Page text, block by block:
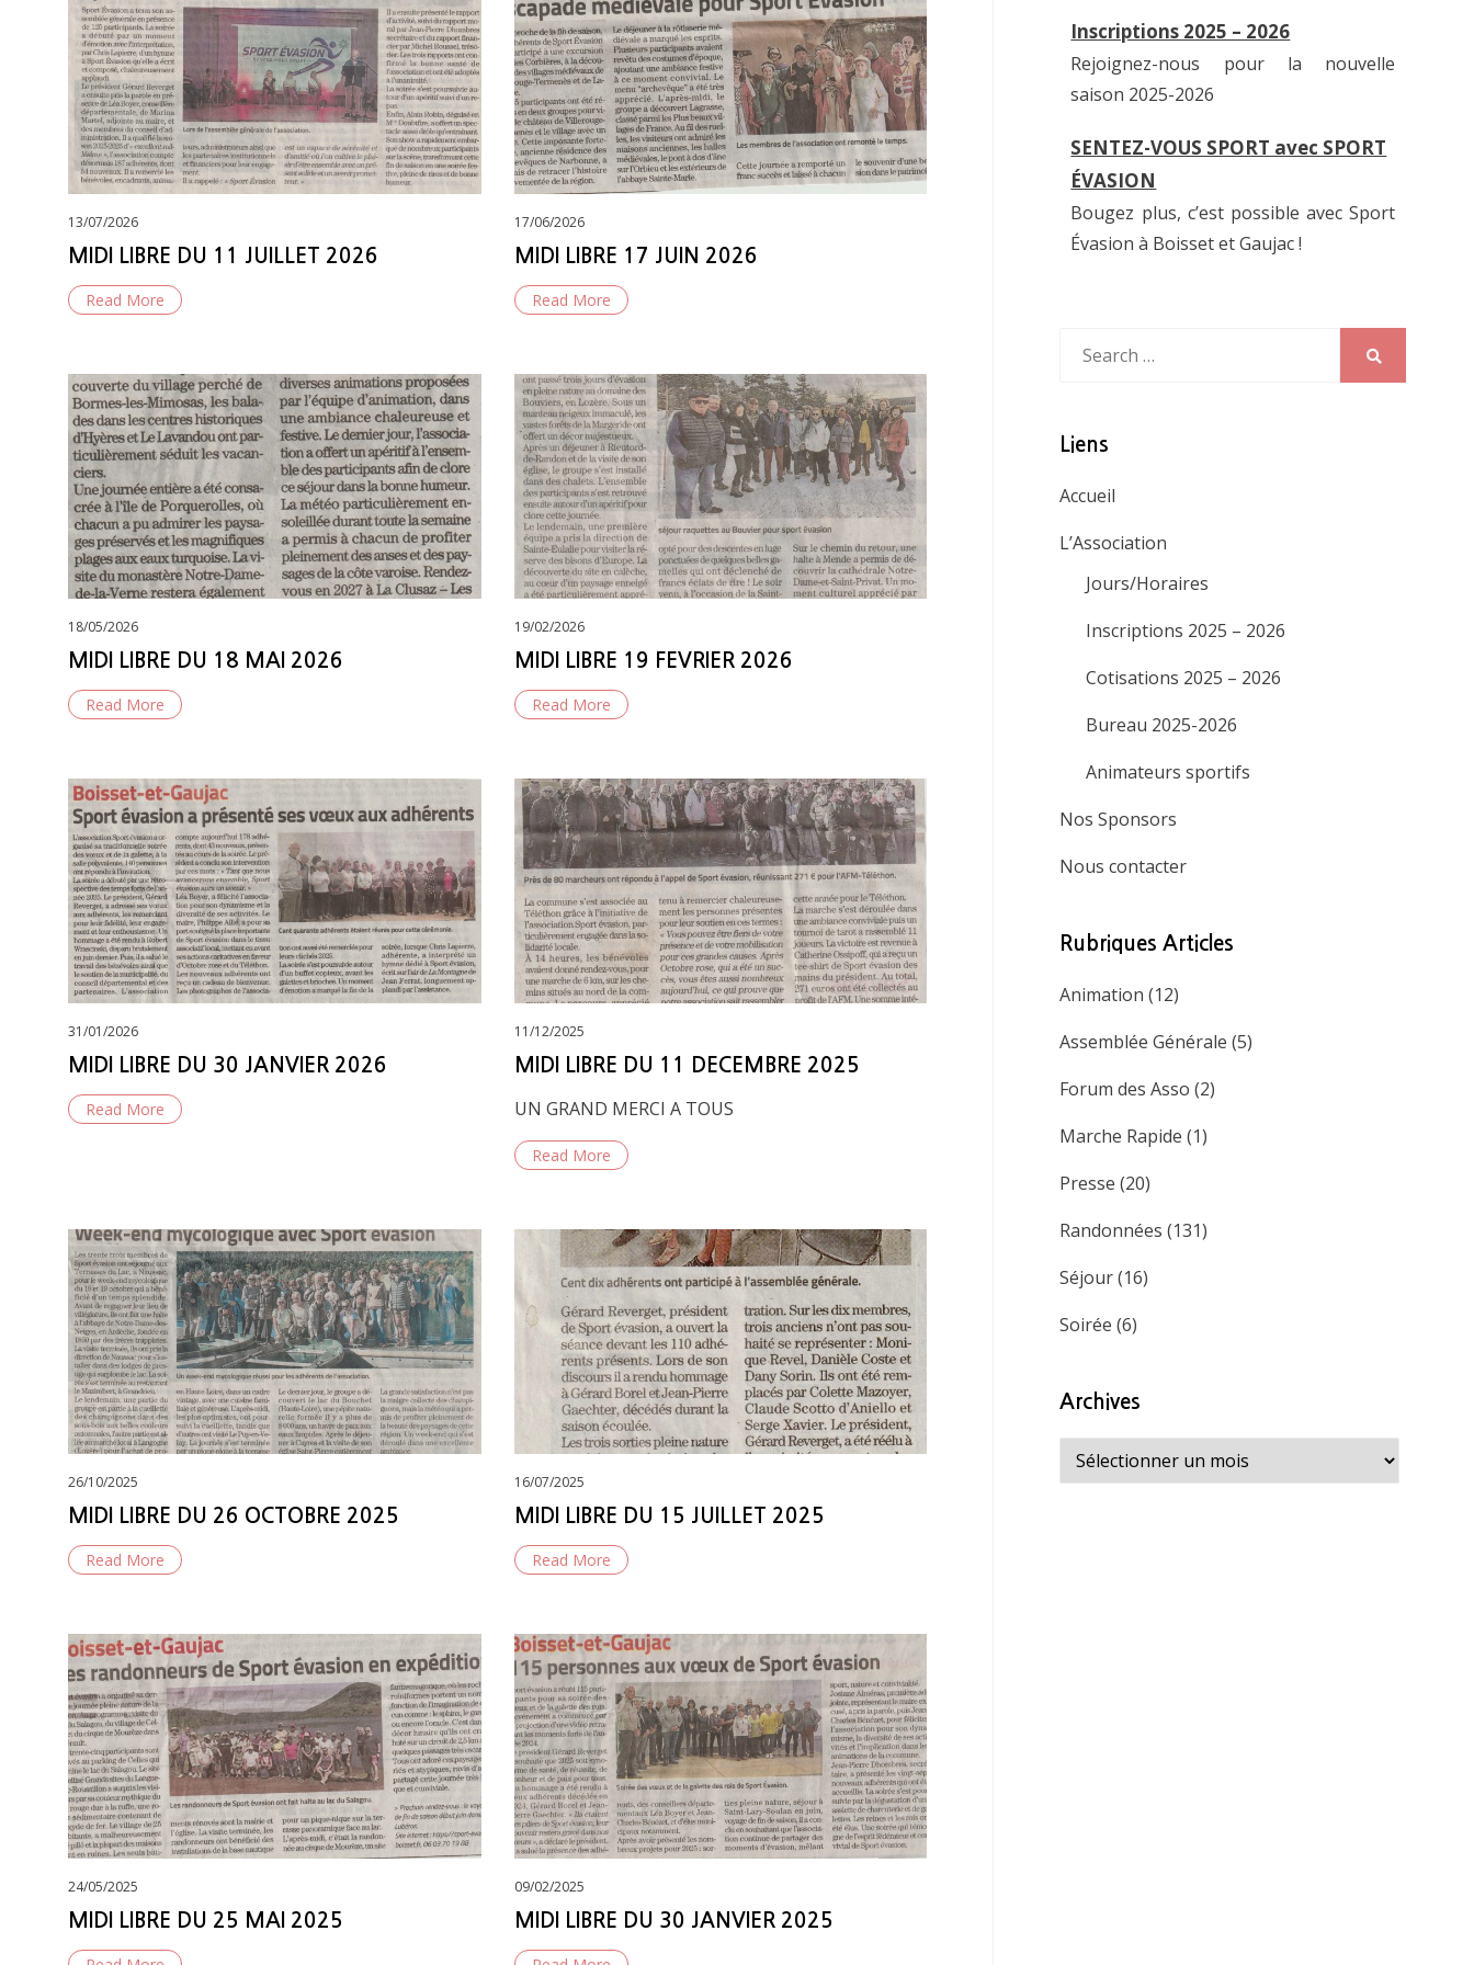
Posted
on
13/07/2026
MIDI LIBRE DU 11 JUILLET 2026
Read More
Posted
on
17/06/2026
MIDI LIBRE 17 JUIN 2026
Read More
Posted
on
18/05/2026
MIDI LIBRE DU 18 MAI 2026
Read More
Posted
on
19/02/2026
MIDI LIBRE 19 FEVRIER 2026
Read More
Posted
on
31/01/2026
MIDI LIBRE DU 30 JANVIER 2026
Read More
Posted
on
11/12/2025
MIDI LIBRE DU 11 DECEMBRE 2025
UN GRAND MERCI A TOUS
Read More
Posted
on
26/10/2025
MIDI LIBRE DU 26 OCTOBRE 2025
Read More
Posted
on
16/07/2025
MIDI LIBRE DU 15 JUILLET 2025
Read More
Posted
on
24/05/2025
MIDI LIBRE DU 25 MAI 2025
Posted
on
09/02/2025
MIDI LIBRE DU 30 JANVIER 2025
Inscriptions 2025 – 2026
Rejoignez-nous pour la nouvelle
saison 2025-2026
SENTEZ-VOUS SPORT avec SPORT
ÉVASION
Bougez plus, c’est possible avec Sport
Évasion à Boisset et Gaujac !
Rejoignez-nous pour la nouvelle
saison 2025-2026
Liens
Accueil
L’Association
Jours/Horaires
Inscriptions 2025 – 2026
Cotisations 2025 – 2026
Bureau 2025-2026
Animateurs sportifs
Nos Sponsors
Nous contacter
Rubriques Articles
Animation (12)
Assemblée Générale (5)
Forum des Asso (2)
Marche Rapide (1)
Presse (20)
Randonnées (131)
Séjour(16)
Soirée (6)
Archives
Archives